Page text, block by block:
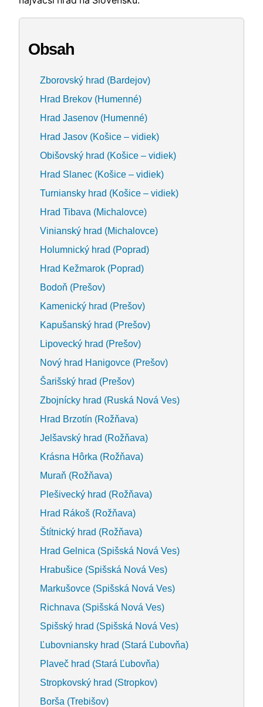
Obsah
Zborovský hrad (Bardejov)
Hrad Brekov (Humenné)
Hrad Jasenov (Humenné)
Hrad Jasov (Košice – vidiek)
Obišovský hrad (Košice – vidiek)
Hrad Slanec (Košice – vidiek)
Turniansky hrad (Košice – vidiek)
Hrad Tibava (Michalovce)
Vinianský hrad (Michalovce)
Holumnický hrad (Poprad)
Hrad Kežmarok (Poprad)
Bodoň (Prešov)
Kamenický hrad (Prešov)
Kapušanský hrad (Prešov)
Lipovecký hrad (Prešov)
Nový hrad Hanigovce (Prešov)
Šarišský hrad (Prešov)
Zbojnícky hrad (Ruská Nová Ves)
Hrad Brzotín (Rožňava)
Jelšavský hrad (Rožňava)
Krásna Hôrka (Rožňava)
Muraň (Rožňava)
Plešivecký hrad (Rožňava)
Hrad Rákoš (Rožňava)
Štítnický hrad (Rožňava)
Hrad Gelnica (Spišská Nová Ves)
Hrabušice (Spišská Nová Ves)
Markušovce (Spišská Nová Ves)
Richnava (Spišská Nová Ves)
Spišský hrad (Spišská Nová Ves)
Ľubovniansky hrad (Stará Ľubovňa)
Plaveč hrad (Stará Ľubovňa)
Stropkovský hrad (Stropkov)
Borša (Trebišov)